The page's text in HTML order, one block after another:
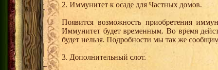
2. Иммунитет к осаде для Частных домов.
Появится возможность приобретения
Иммунитет будет временным. Во время
будет нельзя. Подробности мы так же
3. Дополнительный слот.